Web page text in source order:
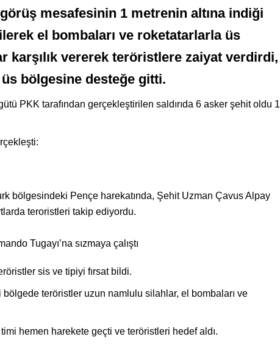
mesafesinin 1 metrenin altına indiği
el bombaları ve roketatarlarla üs
karşılık vererek teröristlere zaiyat verdirdi,
bölgesine desteğe gitti.
PKK tarafından gerçekleştirilen saldırıda 6 asker şehit oldu 1
bölgesindeki Pençe harekatında, Şehit Uzman Çavus Alpay
teroristleri takip ediyordu.
Tugayı’na sızmaya çalıştı
sis ve tipiyi fırsat bildi.
teröristler uzun namlulu silahlar, el bombaları ve
hemen harekete geçti ve teröristleri hedef aldı.